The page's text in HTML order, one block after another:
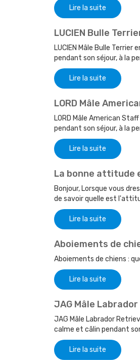
Lire la suite
LUCIEN Bulle
LUCIEN Mâle Bulle
pendant son séjour, à la
Lire la suite
LORD Mâle
LORD Mâle American
pendant son séjour, à la
Lire la suite
La bonne attitude
Bonjour, Lorsque vous
de savoir quelle est
Lire la suite
Aboiements de
Aboiements de chiens :
Lire la suite
JAG Mâle
JAG Mâle Labrador
calme et câlin pendant
Lire la suite